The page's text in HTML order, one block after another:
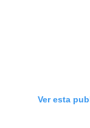
Ver esta